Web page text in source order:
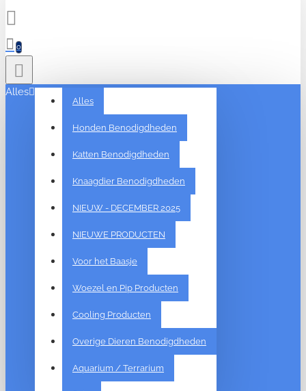
0
Alles
Alles
Honden Benodigdheden
Katten Benodigdheden
Knaagdier Benodigdheden
NIEUW - DECEMBER 2025
NIEUWE PRODUCTEN
Voor het Baasje
Woezel en Pip Producten
Cooling Producten
Overige Dieren Benodigdheden
Aquarium / Terrarium